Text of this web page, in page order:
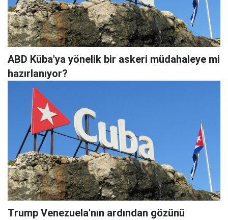
ABD Küba'ya yönelik bir askeri müdahaleye mi
hazırlanıyor?
Trump Venezuela'nın ardından gözünü